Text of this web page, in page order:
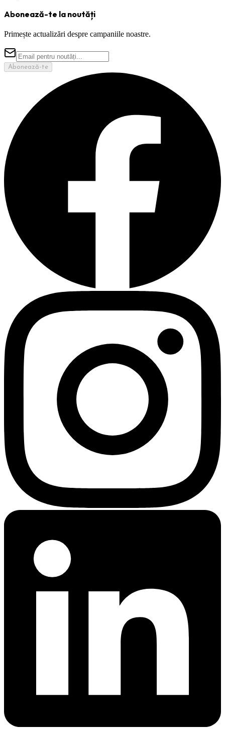
Abonează-te la noutăți
Primește actualizări despre campaniile noastre.
Abonează-te